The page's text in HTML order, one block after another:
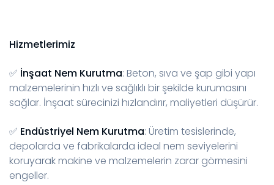
Hizmetlerimiz
✅ İnşaat Nem Kurutma: Beton, sıva ve şap gibi yapı
malzemelerinin hızlı ve sağlıklı bir şekilde kurumasını
sağlar. İnşaat sürecinizi hızlandırır, maliyetleri düşürür.
✅ Endüstriyel Nem Kurutma: Üretim tesislerinde,
depolarda ve fabrikalarda ideal nem seviyelerini
koruyarak makine ve malzemelerin zarar görmesini
engeller.